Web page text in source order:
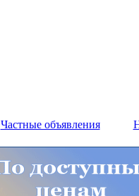
Частные объявления